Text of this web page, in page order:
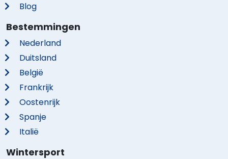
Blog
Bestemmingen
Nederland
Duitsland
België
Frankrijk
Oostenrijk
Spanje
Italië
Wintersport